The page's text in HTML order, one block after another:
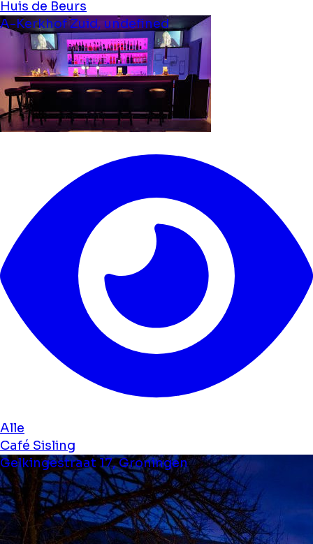
Huis de Beurs
A-Kerkhof Zuid, undefined
Alle
Café Sisling
Gelkingestraat 17, Groningen